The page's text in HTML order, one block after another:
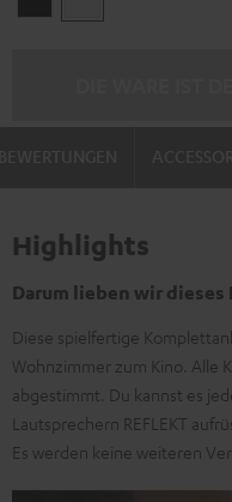
Highlights
Darum lieben wir dieses
Diese spielfertige
Wohnzimmer zum Kino. Alle
abgestimmt. Du kannst es
Lautsprechern REFLEKT
Es werden keine weiteren